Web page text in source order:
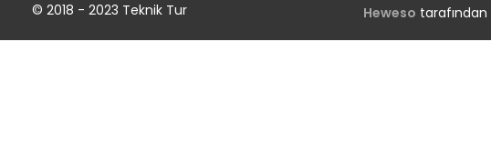
© 2018 - 2023 Teknik Tur Heweso tarafından